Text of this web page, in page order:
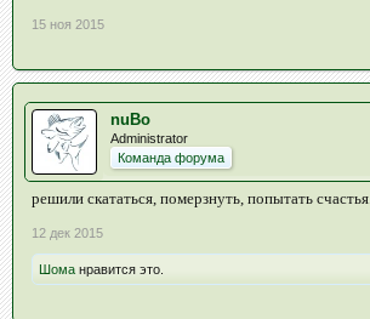
15 ноя 2015
nuBo
Administrator
Команда форума
решили скататься, померзнуть, попытать счастья.
12 дек 2015
Шома нравится это.